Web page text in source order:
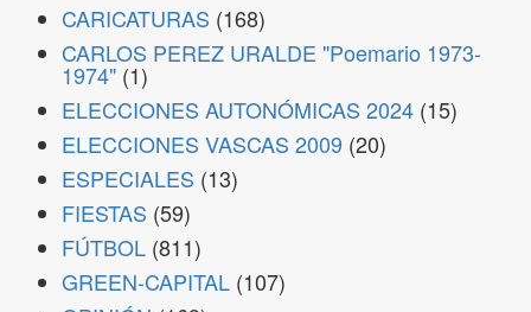
CARICATURAS (168)
CARLOS PEREZ URALDE "Poemario 1973-
1974" (1)
ELECCIONES AUTONÓMICAS 2024 (15)
ELECCIONES VASCAS 2009 (20)
ESPECIALES (13)
FIESTAS (59)
FÚTBOL (811)
GREEN-CAPITAL (107)